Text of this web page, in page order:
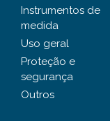
Instrumentos de
medida
Uso geral
Proteção e
segurança
Outros